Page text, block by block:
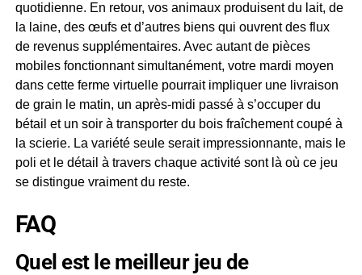
quotidienne. En retour, vos animaux produisent du lait, de
la laine, des œufs et d’autres biens qui ouvrent des flux
de revenus supplémentaires. Avec autant de pièces
mobiles fonctionnant simultanément, votre mardi moyen
dans cette ferme virtuelle pourrait impliquer une livraison
de grain le matin, un après-midi passé à s’occuper du
bétail et un soir à transporter du bois fraîchement coupé à
la scierie. La variété seule serait impressionnante, mais le
poli et le détail à travers chaque activité sont là où ce jeu
se distingue vraiment du reste.
FAQ
Quel est le meilleur jeu de